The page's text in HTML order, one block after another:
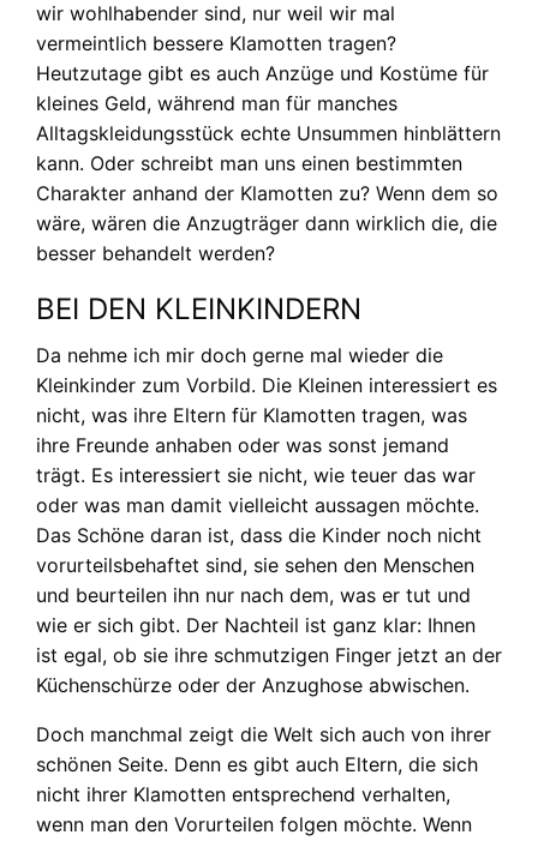
wir wohlhabender sind, nur weil wir mal
vermeintlich bessere Klamotten tragen?
Heutzutage gibt es auch Anzüge und Kostüme für
kleines Geld, während man für manches
Alltagskleidungsstück echte Unsummen hinblättern
kann. Oder schreibt man uns einen bestimmten
Charakter anhand der Klamotten zu? Wenn dem so
wäre, wären die Anzugträger dann wirklich die, die
besser behandelt werden?
BEI DEN KLEINKINDERN
Da nehme ich mir doch gerne mal wieder die
Kleinkinder zum Vorbild. Die Kleinen interessiert es
nicht, was ihre Eltern für Klamotten tragen, was
ihre Freunde anhaben oder was sonst jemand
trägt. Es interessiert sie nicht, wie teuer das war
oder was man damit vielleicht aussagen möchte.
Das Schöne daran ist, dass die Kinder noch nicht
vorurteilsbehaftet sind, sie sehen den Menschen
und beurteilen ihn nur nach dem, was er tut und
wie er sich gibt. Der Nachteil ist ganz klar: Ihnen
ist egal, ob sie ihre schmutzigen Finger jetzt an der
Küchenschürze oder der Anzughose abwischen.
Doch manchmal zeigt die Welt sich auch von ihrer
schönen Seite. Denn es gibt auch Eltern, die sich
nicht ihrer Klamotten entsprechend verhalten,
wenn man den Vorurteilen folgen möchte. Wenn